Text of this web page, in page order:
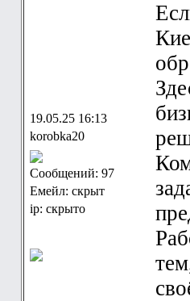
19.05.25 16:13
korobka20
Сообщений: 97
Емейл: скрыт
ip: скрыто